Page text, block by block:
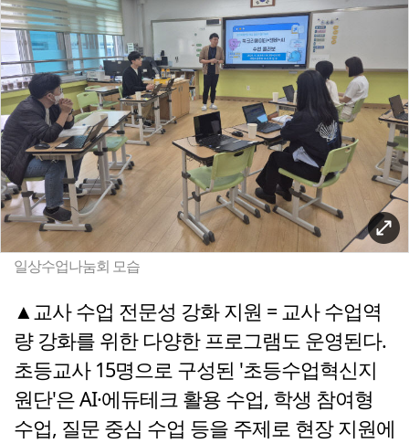
일상수업나눔회 모습
▲교사 수업 전문성 강화 지원 = 교사 수업역
량 강화를 위한 다양한 프로그램도 운영된다.
초등교사 15명으로 구성된 '초등수업혁신지
원단'은 AI·에듀테크 활용 수업, 학생 참여형
수업, 질문 중심 수업 등을 주제로 현장 지원에